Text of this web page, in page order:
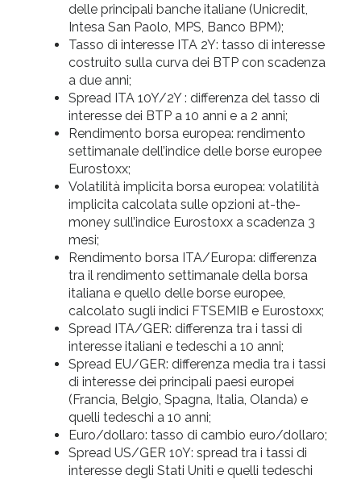
delle principali banche italiane (Unicredit,
Intesa San Paolo, MPS, Banco BPM);
Tasso di interesse ITA 2Y: tasso di interesse
costruito sulla curva dei BTP con scadenza
a due anni;
Spread ITA 10Y/2Y : differenza del tasso di
interesse dei BTP a 10 anni e a 2 anni;
Rendimento borsa europea: rendimento
settimanale dell’indice delle borse europee
Eurostoxx;
Volatilità implicita borsa europea: volatilità
implicita calcolata sulle opzioni at-the-
money sull’indice Eurostoxx a scadenza 3
mesi;
Rendimento borsa ITA/Europa: differenza
tra il rendimento settimanale della borsa
italiana e quello delle borse europee,
calcolato sugli indici FTSEMIB e Eurostoxx;
Spread ITA/GER: differenza tra i tassi di
interesse italiani e tedeschi a 10 anni;
Spread EU/GER: differenza media tra i tassi
di interesse dei principali paesi europei
(Francia, Belgio, Spagna, Italia, Olanda) e
quelli tedeschi a 10 anni;
Euro/dollaro: tasso di cambio euro/dollaro;
Spread US/GER 10Y: spread tra i tassi di
interesse degli Stati Uniti e quelli tedeschi